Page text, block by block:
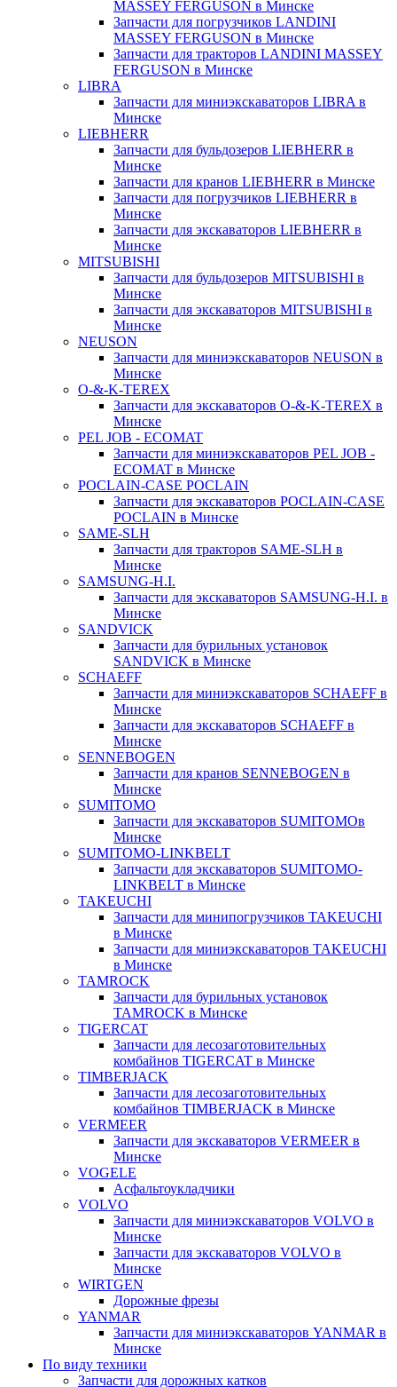
MASSEY FERGUSON в Минске
Запчасти для погрузчиков LANDINI
MASSEY FERGUSON в Минске
Запчасти для тракторов LANDINI MASSEY
FERGUSON в Минске
LIBRA
Запчасти для миниэкскаваторов LIBRA в
Минске
LIEBHERR
Запчасти для бульдозеров LIEBHERR в
Минске
Запчасти для кранов LIEBHERR в Минске
Запчасти для погрузчиков LIEBHERR в
Минске
Запчасти для экскаваторов LIEBHERR в
Минске
MITSUBISHI
Запчасти для бульдозеров MITSUBISHI в
Минске
Запчасти для экскаваторов MITSUBISHI в
Минске
NEUSON
Запчасти для миниэкскаваторов NEUSON в
Минске
O-&-K-TEREX
Запчасти для экскаваторов O-&-K-TEREX в
Минске
PEL JOB - ECOMAT
Запчасти для миниэкскаваторов PEL JOB -
ECOMAT в Минске
POCLAIN-CASE POCLAIN
Запчасти для экскаваторов POCLAIN-CASE
POCLAIN в Минске
SAME-SLH
Запчасти для тракторов SAME-SLH в
Минске
SAMSUNG-H.I.
Запчасти для экскаваторов SAMSUNG-H.I. в
Минске
SANDVICK
Запчасти для бурильных установок
SANDVICK в Минске
SCHAEFF
Запчасти для миниэкскаваторов SCHAEFF в
Минске
Запчасти для экскаваторов SCHAEFF в
Минске
SENNEBOGEN
Запчасти для кранов SENNEBOGEN в
Минске
SUMITOMO
Запчасти для экскаваторов SUMITOMOв
Минске
SUMITOMO-LINKBELT
Запчасти для экскаваторов SUMITOMO-
LINKBELT в Минске
TAKEUCHI
Запчасти для минипогрузчиков TAKEUCHI
в Минске
Запчасти для миниэкскаваторов TAKEUCHI
в Минске
TAMROCK
Запчасти для бурильных установок
TAMROCK в Минске
TIGERCAT
Запчасти для лесозаготовительных
комбайнов TIGERCAT в Минске
TIMBERJACK
Запчасти для лесозаготовительных
комбайнов TIMBERJACK в Минске
VERMEER
Запчасти для экскаваторов VERMEER в
Минске
VOGELE
Асфальтоукладчики
VOLVO
Запчасти для миниэкскаваторов VOLVO в
Минске
Запчасти для экскаваторов VOLVO в
Минске
WIRTGEN
Дорожные фрезы
YANMAR
Запчасти для миниэкскаваторов YANMAR в
Минске
По виду техники
Запчасти для дорожных катков